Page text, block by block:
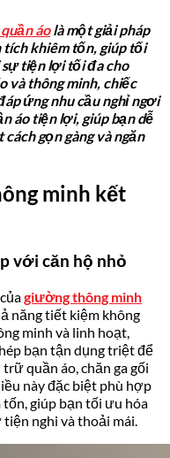
áolà một giải pháp
tích khiêm tốn, giúp tối
sự tiện lợi tối đa cho
và thông minh, chiếc
ứng nhu cầu nghỉ ngơi
áo tiện lợi, giúp bạn dễ
gọn gàng và ngăn
minh kết
với căn hộ nhỏ
giường thông minh
năng tiết kiệm không
minh và linh hoạt,
bạn tận dụng triệt để
quần áo, chăn ga gối
này đặc biệt phù hợp
giúp bạn tối ưu hóa
tiện nghi và thoải mái.